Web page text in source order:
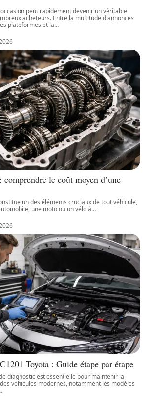
peut rapidement devenir un véritable
acheteurs. Entre la multitude d'annonces
plateformes et la…
le coût moyen d’une
un des éléments cruciaux de tout véhicule,
une moto ou un vélo à…
Toyota : Guide étape par étape
diagnostic est essentielle pour maintenir la
véhicules modernes, notamment les modèles